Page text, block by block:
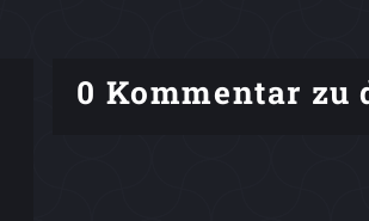
0 Kommentar zu